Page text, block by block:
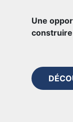
Une
construire